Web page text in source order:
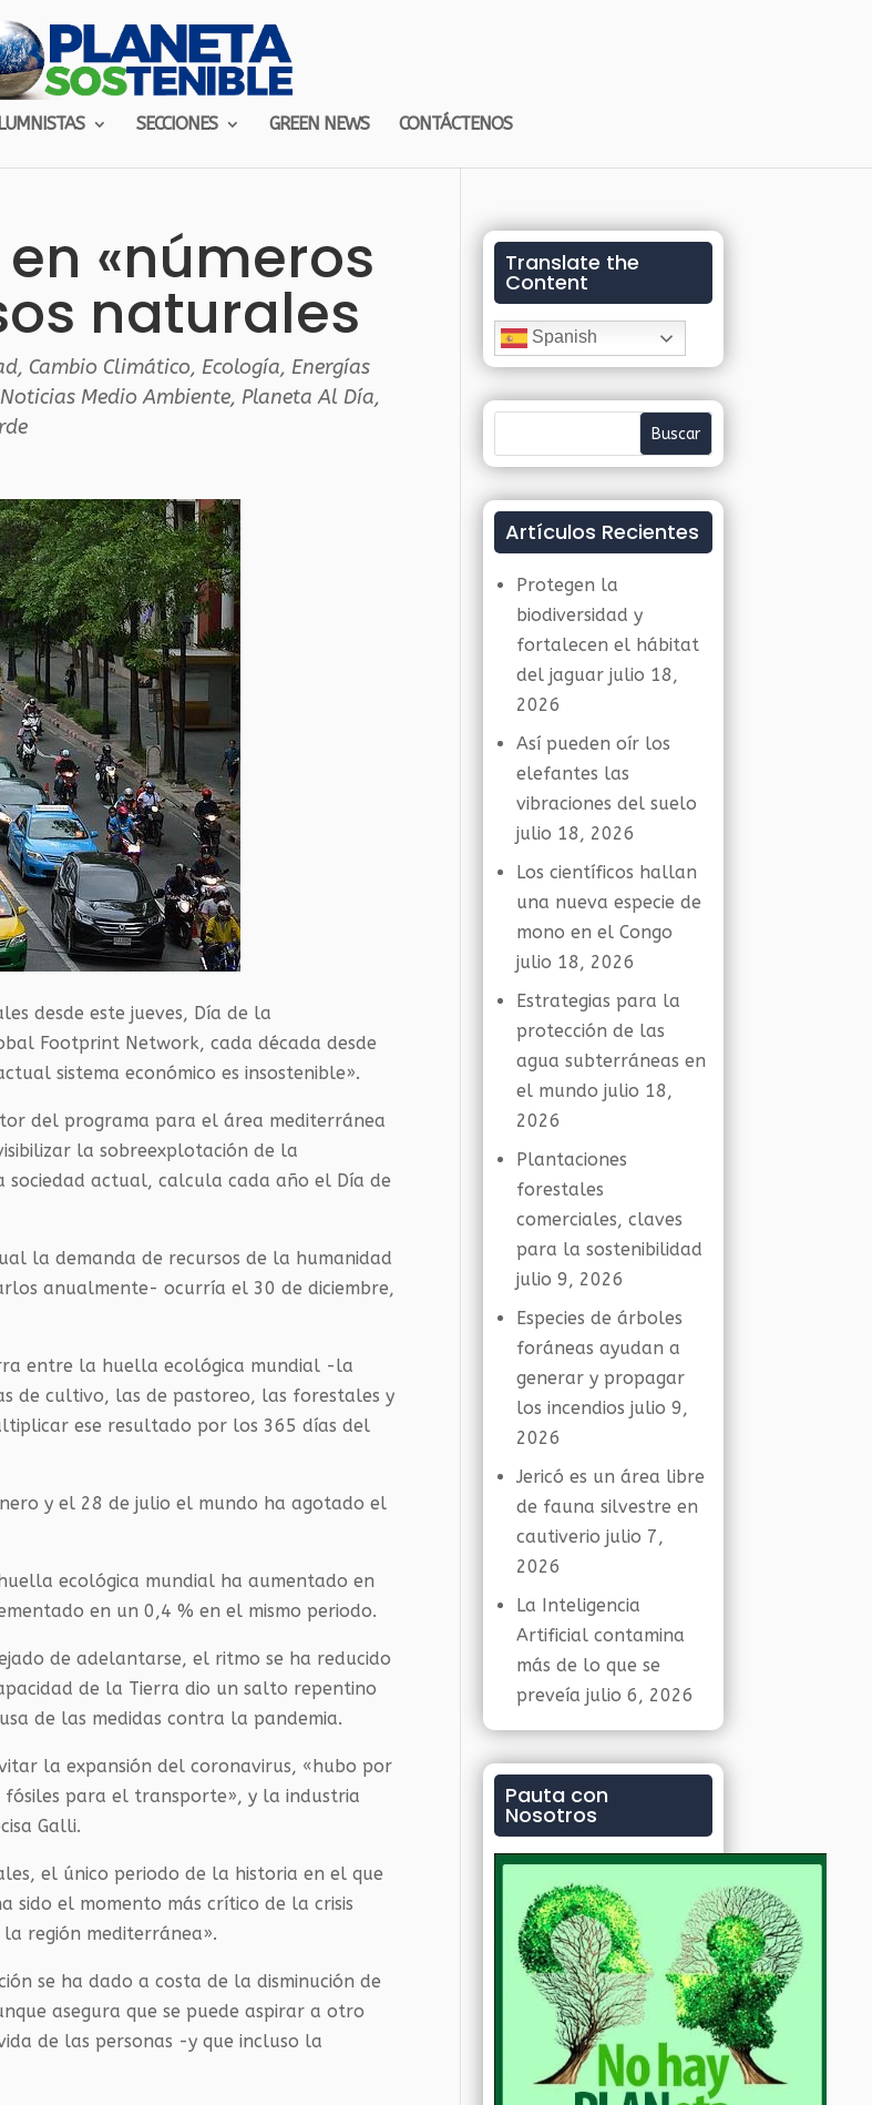
SECCIONES GREEN NEWS CONTÁCTENOS
«números
naturales
, Cambio Climático,Ecología,Energías
Noticias Medio Ambiente,Planeta Al Día,
desde este jueves, Día de la
Footprint Network, cada década desde
sistema económico es insostenible».
del programa para el área mediterránea
la sobreexplotación de la
actual, calcula cada año el Día de
la demanda de recursos de la humanidad
anualmente- ocurría el 30 de diciembre,
entre la huella ecológica mundial -la
de cultivo, las de pastoreo, las forestales y
ese resultado por los 365 días del
y el 28 de julio el mundo ha agotado el
ecológica mundial ha aumentado en
en un 0,4 % en el mismo periodo.
de adelantarse, el ritmo se ha reducido
de la Tierra dio un salto repentino
de las medidas contra la pandemia.
la expansión del coronavirus, «hubo por
fósiles para el transporte», y la industria
Galli.
el único periodo de la historia en el que
sido el momento más crítico de la crisis
región mediterránea».
se ha dado a costa de la disminución de
asegura que se puede aspirar a otro
de las personas -y que incluso la
Translate the
Content
Spanish
Artículos Recientes
Protegen la
biodiversidad y
fortalecen el hábitat
del jaguar julio 18,
2026
Así pueden oír los
elefantes las
vibraciones del suelo
julio 18, 2026
Los científicos hallan
una nueva especie de
mono en el Congo
julio 18, 2026
Estrategias para la
protección de las
agua subterráneas en
el mundo julio 18,
2026
Plantaciones
forestales
comerciales, claves
para la sostenibilidad
julio 9, 2026
Especies de árboles
foráneas ayudan a
generar y propagar
los incendios julio 9,
2026
Jericó es un área libre
de fauna silvestre en
cautiverio julio 7,
2026
La Inteligencia
Artificial contamina
más de lo que se
preveía julio 6, 2026
Pauta con
Nosotros